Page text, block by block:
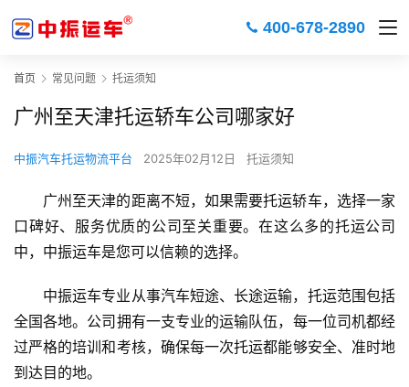
400-678-2890
首页 常见问题 托运须知
广州至天津托运轿车公司哪家好
中振汽车托运物流平台 2025年02月12日 托运须知
广州至天津的距离不短，如果需要托运轿车，选择一家
口碑好、服务优质的公司至关重要。在这么多的托运公司
中，中振运车是您可以信赖的选择。
中振运车专业从事汽车短途、长途运输，托运范围包括
全国各地。公司拥有一支专业的运输队伍，每一位司机都经
过严格的培训和考核，确保每一次托运都能够安全、准时地
到达目的地。